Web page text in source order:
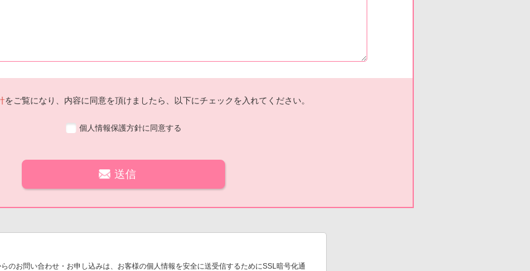
をご覧になり、内容に同意を頂けましたら、以下にチェックを入れてください。
個人情報保護方針に同意する
のお問い合わせ・お申し込みは、お客様の個人情報を安全に送受信するためにSSL暗号化通